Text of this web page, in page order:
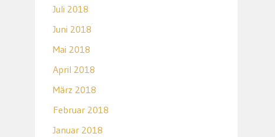
Juli 2018
Juni 2018
Mai 2018
April 2018
März 2018
Februar 2018
Januar 2018